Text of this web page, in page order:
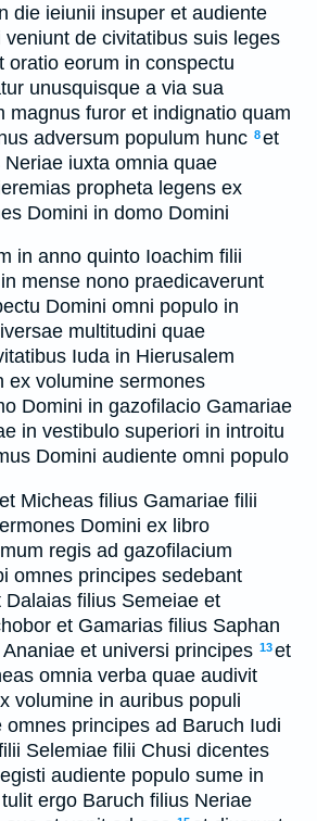
die ieiunii insuper et audiente
veniunt de civitatibus suis leges
oratio eorum in conspectu
unusquisque a via sua
magnus furor et indignatio quam
adversum populum hunc 8et
iuxta omnia quae
propheta legens ex
Domini in domo Domini
in anno quinto Ioachim filii
mense nono praedicaverunt
Domini omni populo in
multitudini quae
Iuda in Hierusalem
ex volumine sermones
Domini in gazofilacio Gamariae
in vestibulo superiori in introitu
Domini audiente omni populo
Micheas filius Gamariae filii
Domini ex libro
regis ad gazofilacium
omnes principes sedebant
Dalaias filius Semeiae et
et Gamarias filius Saphan
et universi principes 13et
omnia verba quae audivit
volumine in auribus populi
omnes principes ad Baruch Iudi
Selemiae filii Chusi dicentes
audiente populo sume in
ergo Baruch filius Neriae